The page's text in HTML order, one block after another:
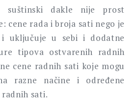
suštinski dakle nije prost
cene rada i broja sati nego je
i uključuje u sebi i dodatne
tipova ostvarenih radnih
cene radnih sati koje mogu
razne načine i određene
sati.